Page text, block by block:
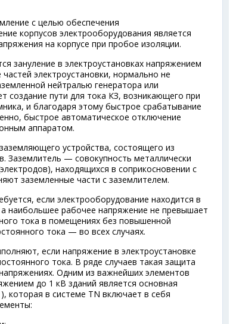
с целью обеспечения
корпусов электрооборудования является
на корпусе при пробое изоляции.
зануление в электроустановках напряжением
электроустановки, нормально не
нейтралью генератора или
создание пути для тока КЗ, возникающего при
и благодаря этому быстрое срабатывание
быстрое автоматическое отключение
аппаратом.
устройства, состоящего из
Заземлитель — совокупность металлически
находящихся в соприкосновении с
заземленные части с заземлителем.
если электрооборудование находится в
наибольшее рабочее напряжение не превышает
тока в помещениях без повышенной
тока — во всех случаях.
если напряжение в электроустановке
тока. В ряде случаев такая защита
Одним из важнейших элементов
до 1 кВ зданий является основная
которая в системе TN включает в себя